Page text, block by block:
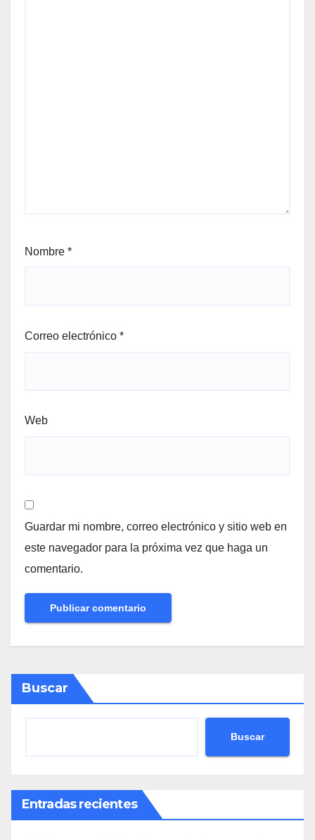
Nombre *
Correo electrónico *
Web
Guardar mi nombre, correo electrónico y sitio web en
este navegador para la próxima vez que haga un
comentario.
Buscar
Buscar
Entradas recientes